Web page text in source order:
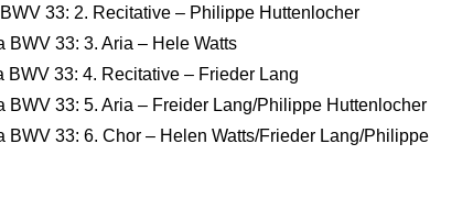
33: 2. Recitative – Philippe Huttenlocher
BWV 33: 3. Aria – Hele Watts
BWV 33: 4. Recitative – Frieder Lang
BWV 33: 5. Aria – Freider Lang/Philippe Huttenlocher
BWV 33: 6. Chor – Helen Watts/Frieder Lang/Philippe